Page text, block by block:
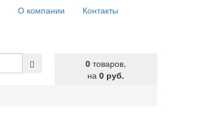
О компании Контакты
0 товаров,
на0 руб.